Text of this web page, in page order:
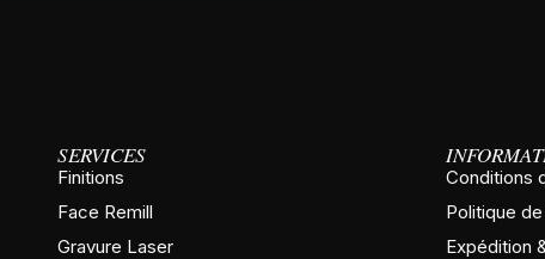
SERVICES
Finitions
Face Remill
Gravure Laser
Conditions
Politique
Expédition